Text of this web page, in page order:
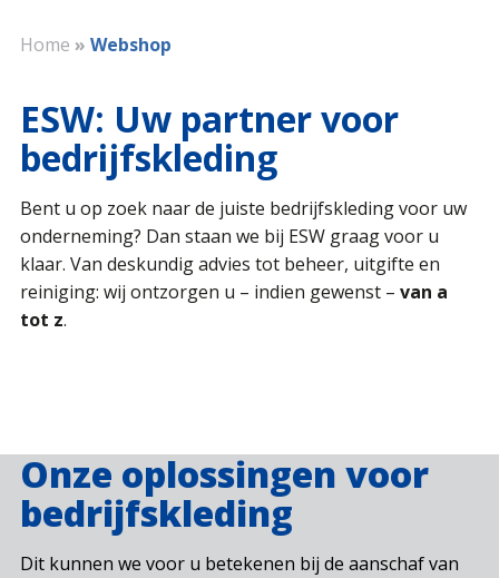
Home » Webshop
ESW: Uw partner voor
bedrijfskleding
Bent u op zoek naar de juiste bedrijfskleding voor uw
onderneming? Dan staan we bij ESW graag voor u
klaar. Van deskundig advies tot beheer, uitgifte en
reiniging: wij ontzorgen u – indien gewenst – van a
tot z.
Onze oplossingen voor
bedrijfskleding
Dit kunnen we voor u betekenen bij de aanschaf van